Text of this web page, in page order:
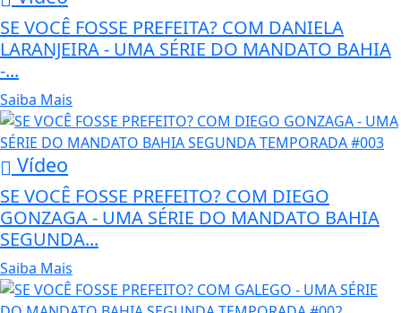
SE VOCÊ FOSSE PREFEITA? COM DANIELA
LARANJEIRA - UMA SÉRIE DO MANDATO BAHIA
-...
Saiba Mais
Vídeo
SE VOCÊ FOSSE PREFEITO? COM DIEGO
GONZAGA - UMA SÉRIE DO MANDATO BAHIA
SEGUNDA...
Saiba Mais